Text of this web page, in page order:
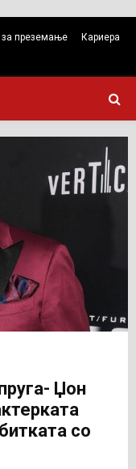
преземање Кариера
Џон
со